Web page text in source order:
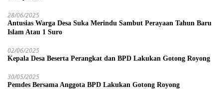
28/06/2025
Antusias Warga Desa Suka Merindu Sambut Perayaan Tahun Baru
Islam Atau 1 Suro
02/06/2025
Kepala Desa Beserta Perangkat dan BPD Lakukan Gotong Royong
30/05/2025
Pemdes Bersama Anggota BPD Lakukan Gotong Royong